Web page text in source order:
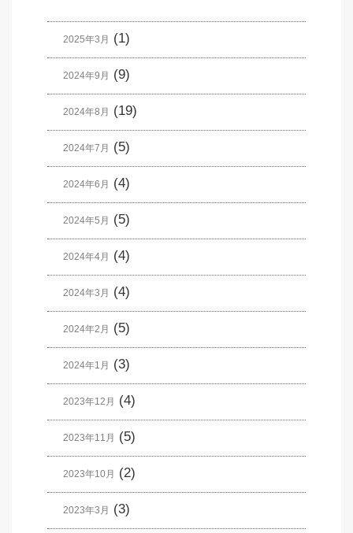
2025年3月 (1)
2024年9月 (9)
2024年8月 (19)
2024年7月 (5)
2024年6月 (4)
2024年5月 (5)
2024年4月 (4)
2024年3月 (4)
2024年2月 (5)
2024年1月 (3)
2023年12月 (4)
2023年11月 (5)
2023年10月 (2)
2023年3月 (3)